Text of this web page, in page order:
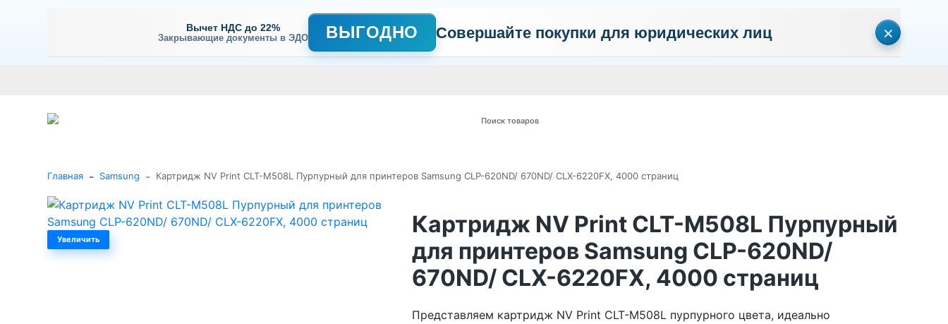
Вычет НДС до 22%
Закрывающие документы в ЭДО ВЫГОДНО Совершайте покупки для юридических лиц ×
Главная - Samsung - Картридж NV Print CLT-M508L Пурпурный для принтеров Samsung CLP-620ND/ 670ND/ CLX-6220FX, 4000 страниц
Увеличить
Картридж NV Print CLT-M508L Пурпурный
для принтеров Samsung CLP-620ND/
670ND/ CLX-6220FX, 4000 страниц
Представляем картридж NV Print CLT-M508L пурпурного цвета, идеально